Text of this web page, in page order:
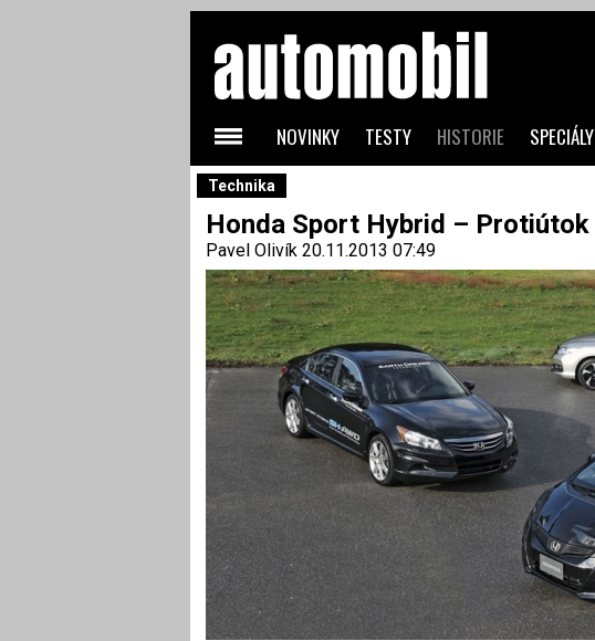
Technika
Honda Sport Hybrid – Protiútok
Pavel Olivík20.11.2013 07:49
NOVINKY TESTY HISTORIE SPECIÁLY